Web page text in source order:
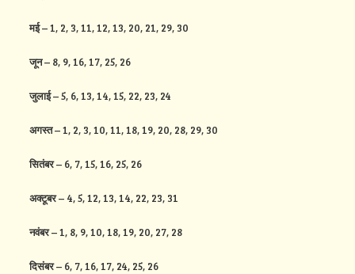
मई– 1, 2, 3, 11, 12, 13, 20, 21, 29, 30
जून– 8, 9, 16, 17, 25, 26
जुलाई– 5, 6, 13, 14, 15, 22, 23, 24
अगस्त– 1, 2, 3, 10, 11, 18, 19, 20, 28, 29, 30
सितंबर– 6, 7, 15, 16, 25, 26
अक्टूबर– 4, 5, 12, 13, 14, 22, 23, 31
नवंबर– 1, 8, 9, 10, 18, 19, 20, 27, 28
दिसंबर– 6, 7, 16, 17, 24, 25, 26